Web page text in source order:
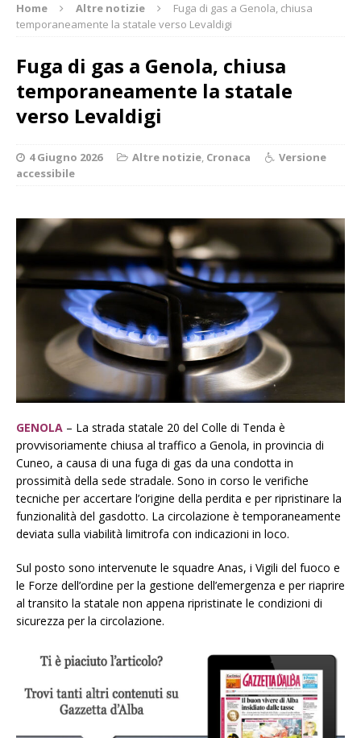
Home Altre notizie
Fuga di gas a Genola, chiusa
temporaneamente la statale verso Levaldigi
Fuga di gas a Genola, chiusa
temporaneamente la statale
verso Levaldigi
4 Giugno 2026 Altre notizie, Cronaca
Versione
accessibile
GENOLA – La strada statale 20 del Colle di Tenda è
provvisoriamente chiusa al traffico a Genola, in provincia di
Cuneo, a causa di una fuga di gas da una condotta in
prossimità della sede stradale. Sono in corso le verifiche
tecniche per accertare l’origine della perdita e per ripristinare la
funzionalità del gasdotto. La circolazione è temporaneamente
deviata sulla viabilità limitrofa con indicazioni in loco.
Sul posto sono intervenute le squadre Anas, i Vigili del fuoco e
le Forze dell’ordine per la gestione dell’emergenza e per riaprire
al transito la statale non appena ripristinate le condizioni di
sicurezza per la circolazione.